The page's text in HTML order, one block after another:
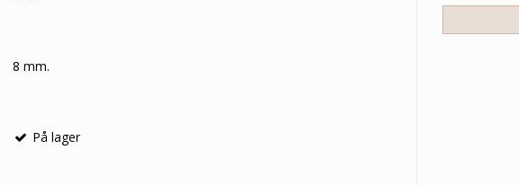
8 mm.
På lager